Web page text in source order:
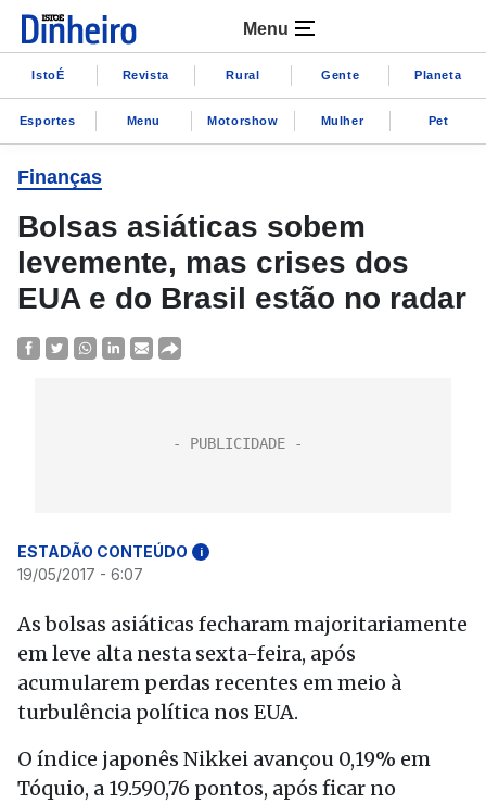
Menu
IstoÉ Revista Rural Gente Planeta
Esportes Menu Motorshow Mulher Pet
Finanças
Bolsas asiáticas sobem
levemente, mas crises dos
EUA e do Brasil estão no radar
ESTADÃO CONTEÚDO i
19/05/2017 - 6:07
As bolsas asiáticas fecharam majoritariamente
em leve alta nesta sexta-feira, após
acumularem perdas recentes em meio à
turbulência política nos EUA.
O índice japonês Nikkei avançou 0,19% em
Tóquio, a 19.590,76 pontos, após ficar no